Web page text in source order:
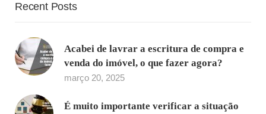
Recent Posts
Acabei de lavrar a escritura de compra e
venda do imóvel, o que fazer agora?
março 20, 2025
É muito importante verificar a situação